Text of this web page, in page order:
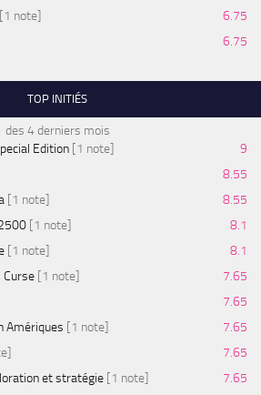
[1 note]
6.75
6.75
TOP INITIÉS
des 4 derniers mois
Edition [1 note]
9
8.55
[1 note]
8.55
[1 note]
8.1
[1 note]
8.1
Curse [1 note]
7.65
7.65
Amériques [1 note]
7.65
7.65
et stratégie [1 note]
7.65